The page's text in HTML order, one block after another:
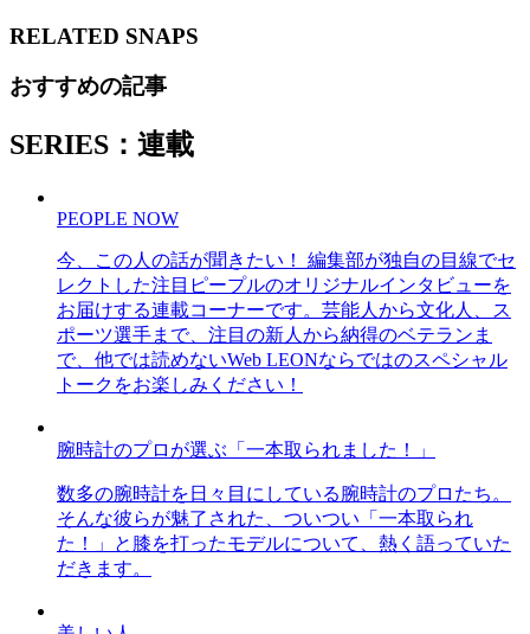
RELATED SNAPS
おすすめの記事
SERIES：連載
PEOPLE NOW
今、この人の話が聞きたい！ 編集部が独自の目線でセ
レクトした注目ピープルのオリジナルインタビューを
お届けする連載コーナーです。芸能人から文化人、ス
ポーツ選手まで、注目の新人から納得のベテランま
で、他では読めないWeb LEONならではのスペシャル
トークをお楽しみください！
腕時計のプロが選ぶ「一本取られました！」
数多の腕時計を日々目にしている腕時計のプロたち。
そんな彼らが魅了された、ついつい「一本取られ
た！」と膝を打ったモデルについて、熱く語っていた
だきます。